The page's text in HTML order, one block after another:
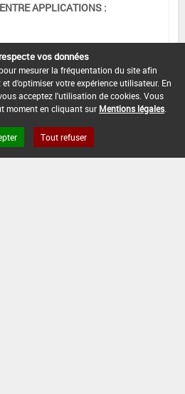
APPLICATIONS :
:
:
:
vos données
mesurer la fréquentation du site afin
d'optimiser votre expérience utilisateur. En
acceptez l'utilisation de cookies. Vous
moment en cliquant sur Mentions légales
Tout refuser